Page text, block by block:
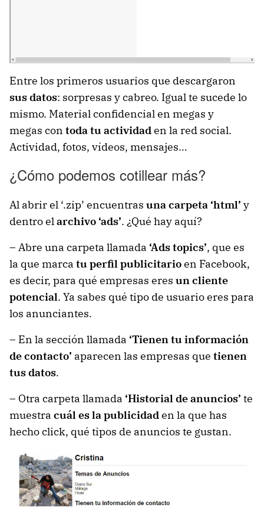
Entre los primeros usuarios que descargaron
sus datos: sorpresas y cabreo. Igual te sucede lo
mismo. Material confidencial en megas y
megas con toda tu actividaden la red social.
Actividad, fotos, vídeos, mensajes…
¿Cómo podemos cotillear más?
Al abrir el ‘.zip’ encuentras una carpeta ‘html’ y
dentro elarchivo ‘ads’. ¿Qué hay aquí?
– Abre una carpeta llamada ‘Ads topics’, que es
la que marca tu perfil publicitarioen Facebook,
es decir, para qué empresas eres un cliente
potencial. Ya sabes qué tipo de usuario eres para
los anunciantes.
– En la sección llamada ‘Tienen tu información
de contacto’ aparecen las empresas que tienen
tus datos.
– Otra carpeta llamada ‘Historial de anuncios’ te
muestra cuál es la publicidaden la que has
hecho click, qué tipos de anuncios te gustan.